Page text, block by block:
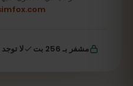
مشفر بـ 256 بت لا